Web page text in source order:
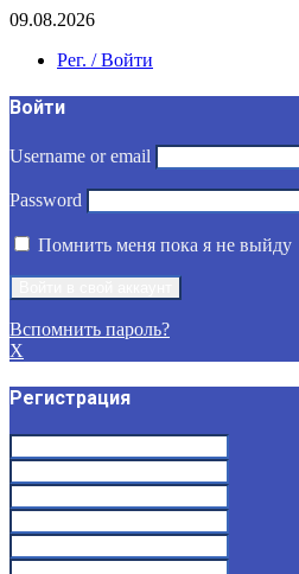
09.08.2026
Рег. / Войти
Войти
Username or email
Password
Помнить меня пока я не выйду
Вспомнить пароль?
X
Регистрация